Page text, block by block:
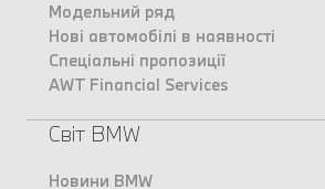
Модельний ряд
Нові автомобілі в наявності
Спеціальні пропозиції
AWT Financial Services
Світ BMW
Новини BMW